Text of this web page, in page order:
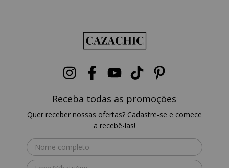
Receba todas as promoções
Quer receber nossas ofertas? Cadastre-se e comece
a recebê-las!